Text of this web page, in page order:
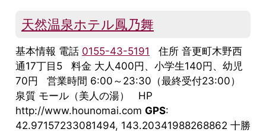
天然温泉ホテル鳳乃舞
基本情報 電話 0155-43-5191 住所 音更町木野西
通17丁目5 料金 大人400円、小学生140円、幼児
70円 営業時間 6:00～23:30（最終受付23:00）
泉質 モール（美人の湯） HP
http://www.hounomai.com GPS:
42.97157233081494, 143.20341988268862 十勝